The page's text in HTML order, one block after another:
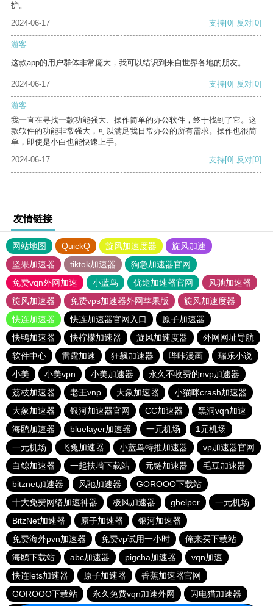
护。
2024-06-17
支持[0] 反对[0]
游客
这款app的用户群体非常庞大，我可以结识到来自世界各地的朋友。
2024-06-17 支持[0] 反对[0]
游客
我一直在寻找一款功能强大、操作简单的办公软件，终于找到了它。这
款软件的功能非常强大，可以满足我日常办公的所有需求。操作也很简
单，即使是小白也能快速上手。
2024-06-17
支持[0] 反对[0]
友情链接
网站地图 QuickQ 旋风加速度器
旋风加速
坚果加速器
tiktok加速器
狗急加速器官网
免费vqn外网加速
小蓝鸟 优途加速器官网
风驰加速器
旋风加速器
免费vps加速器外网苹果版
旋风加速度器
快连加速器
快连加速器官网入口
原子加速器
快鸭加速器
快柠檬加速器 旋风加速度器
外网网址导航
软件中心
雷霆加速 狂飙加速器 哔咔漫画
瑞乐小说
小美
小美vpn 小美加速器
永久不收费的nvp加速器
荔枝加速器
老王vnp 大象加速器
小猫咪crash加速器
大象加速器
银河加速器官网 CC加速器
黑洞vqn加速
海鸥加速器
bluelayer加速器 一元机场
1元机场
一元机场
飞兔加速器 小蓝鸟特推加速器
vp加速器官网
白鲸加速器
一起扶墙下载站 元链加速器
毛豆加速器
bitznet加速器
风驰加速器
GOROOO下载站
十大免费网络加速神器
极风加速器 ghelper
一元机场
BitzNet加速器
原子加速器
银河加速器
免费海外pvn加速器
免费vp试用一小时
俺来买下载站
海鸥下载站
abc加速器 pigcha加速器
vqn加速
快连lets加速器
原子加速器
香蕉加速器官网
GOROOO下载站
永久免费vqn加速外网 闪电猫加速器